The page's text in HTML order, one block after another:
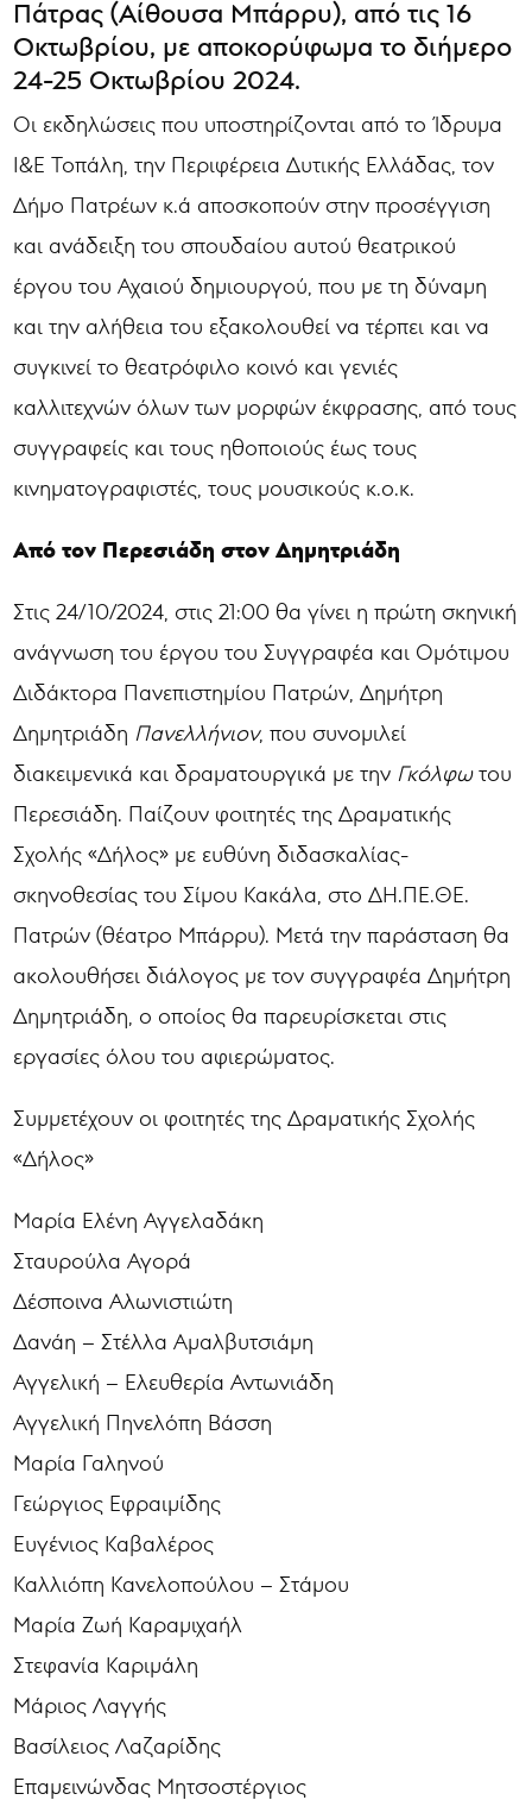
Πάτρας (Αίθουσα Μπάρρυ), από τις 16
Οκτωβρίου, με αποκορύφωμα το διήμερο
24-25 Οκτωβρίου 2024.
Οι εκδηλώσεις που υποστηρίζονται από το Ίδρυμα
Ι&Ε Τοπάλη, την Περιφέρεια Δυτικής Ελλάδας, τον
Δήμο Πατρέων κ.ά αποσκοπούν στην προσέγγιση
και ανάδειξη του σπουδαίου αυτού θεατρικού
έργου του Αχαιού δημιουργού, που με τη δύναμη
και την αλήθεια του εξακολουθεί να τέρπει και να
συγκινεί το θεατρόφιλο κοινό και γενιές
καλλιτεχνών όλων των μορφών έκφρασης, από τους
συγγραφείς και τους ηθοποιούς έως τους
κινηματογραφιστές, τους μουσικούς κ.ο.κ.
Από τον Περεσιάδη στον Δημητριάδη
Στις 24/10/2024, στις 21:00 θα γίνει η πρώτη σκηνική
ανάγνωση του έργου του Συγγραφέα και Ομότιμου
Διδάκτορα Πανεπιστημίου Πατρών, Δημήτρη
Δημητριάδη Πανελλήνιον, που συνομιλεί
διακειμενικά και δραματουργικά με την Γκόλφωτου
Περεσιάδη. Παίζουν φοιτητές της Δραματικής
Σχολής «Δήλος» με ευθύνη διδασκαλίας-
σκηνοθεσίας του Σίμου Κακάλα, στο ΔΗ.ΠΕ.ΘΕ.
Πατρών (θέατρο Μπάρρυ). Μετά την παράσταση θα
ακολουθήσει διάλογος με τον συγγραφέα Δημήτρη
Δημητριάδη, ο οποίος θα παρευρίσκεται στις
εργασίες όλου του αφιερώματος.
Συμμετέχουν οι φοιτητές της Δραματικής Σχολής
«Δήλος»
Μαρία Ελένη Αγγελαδάκη
Σταυρούλα Αγορά
Δέσποινα Αλωνιστιώτη
Δανάη – Στέλλα Αμαλβυτσιάμη
Αγγελική – Ελευθερία Αντωνιάδη
Αγγελική Πηνελόπη Βάσση
Μαρία Γαληνού
Γεώργιος Εφραιμίδης
Ευγένιος Καβαλέρος
Καλλιόπη Κανελοπούλου – Στάμου
Μαρία Ζωή Καραμιχαήλ
Στεφανία Καριμάλη
Μάριος Λαγγής
Βασίλειος Λαζαρίδης
Επαμεινώνδας Μητσοστέργιος